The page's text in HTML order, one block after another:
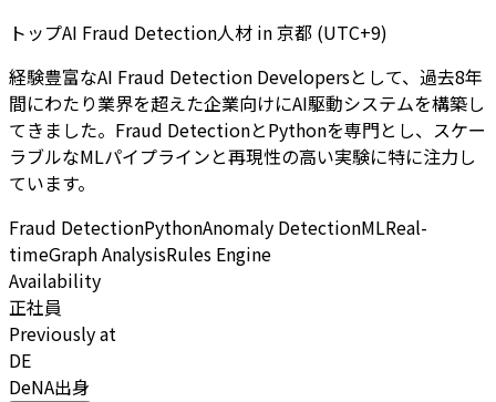
トップAI Fraud Detection人材 in京都 (UTC+9)
経験豊富なAI Fraud Detection Developersとして、過去8年
間にわたり業界を超えた企業向けにAI駆動システムを構築し
てきました。Fraud DetectionとPythonを専門とし、スケー
ラブルなMLパイプラインと再現性の高い実験に特に注力し
ています。
Fraud DetectionPythonAnomaly DetectionMLReal-
timeGraph AnalysisRules Engine
Availability
正社員
Previously at
DE
DeNA出身